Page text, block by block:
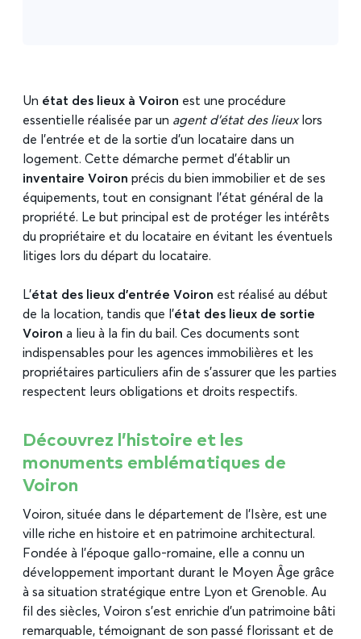
Un état des lieux à Voiron est une procédure
essentielle réalisée par un agent d’état des lieuxlors
de l’entrée et de la sortie d’un locataire dans un
logement. Cette démarche permet d’établir un
inventaire Voiron précis du bien immobilier et de ses
équipements, tout en consignant l’état général de la
propriété. Le but principal est de protéger les intérêts
du propriétaire et du locataire en évitant les éventuels
litiges lors du départ du locataire.
L’état des lieux d’entrée Voiron est réalisé au début
de la location, tandis que l’état des lieux de sortie
Voiron a lieu à la fin du bail. Ces documents sont
indispensables pour les agences immobilières et les
propriétaires particuliers afin de s’assurer que les parties
respectent leurs obligations et droits respectifs.
Découvrez l’histoire et les
monuments emblématiques de
Voiron
Voiron, située dans le département de l’Isère, est une
ville riche en histoire et en patrimoine architectural.
Fondée à l’époque gallo-romaine, elle a connu un
développement important durant le Moyen Âge grâce
à sa situation stratégique entre Lyon et Grenoble. Au
fil des siècles, Voiron s’est enrichie d’un patrimoine bâti
remarquable, témoignant de son passé florissant et de